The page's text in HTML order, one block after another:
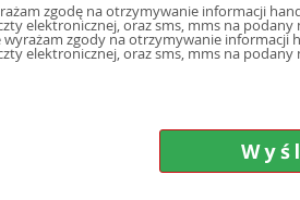
zgodę na otrzymywanie informacji
wyrażam zgody na otrzymywanie informacji
elektronicznej, oraz sms, mms na